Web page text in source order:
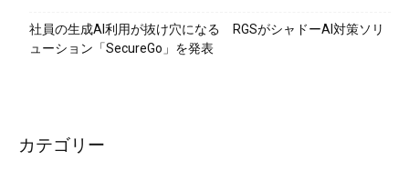
社員の生成AI利用が抜け穴になる RGSがシャドーAI対策ソリ
ューション「SecureGo」を発表
カテゴリー